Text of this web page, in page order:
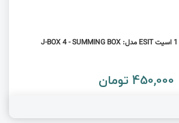
450,000 تومان